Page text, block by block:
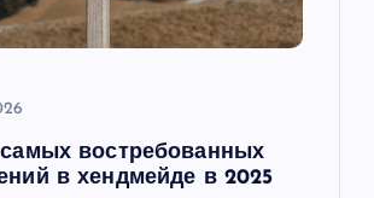
самых востребованных
в хендмейде в 2025